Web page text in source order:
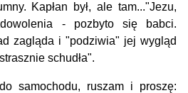
Kapłan był, ale tam..."Jezu,
- pozbyto się babci.
zagląda i "podziwia" jej wygląd
schudła".
samochodu, ruszam i proszę: